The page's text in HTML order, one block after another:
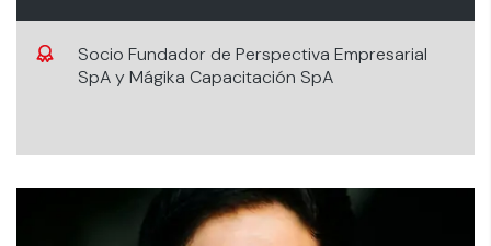
Socio Fundador de Perspectiva Empresarial
SpA y Mágika Capacitación SpA